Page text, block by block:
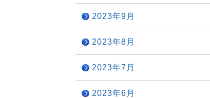
2023年9月
2023年8月
2023年7月
2023年6月